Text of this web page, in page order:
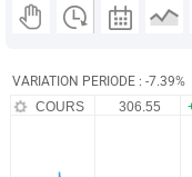
VARIATION PERIODE : -7.39%
COURS 306.55